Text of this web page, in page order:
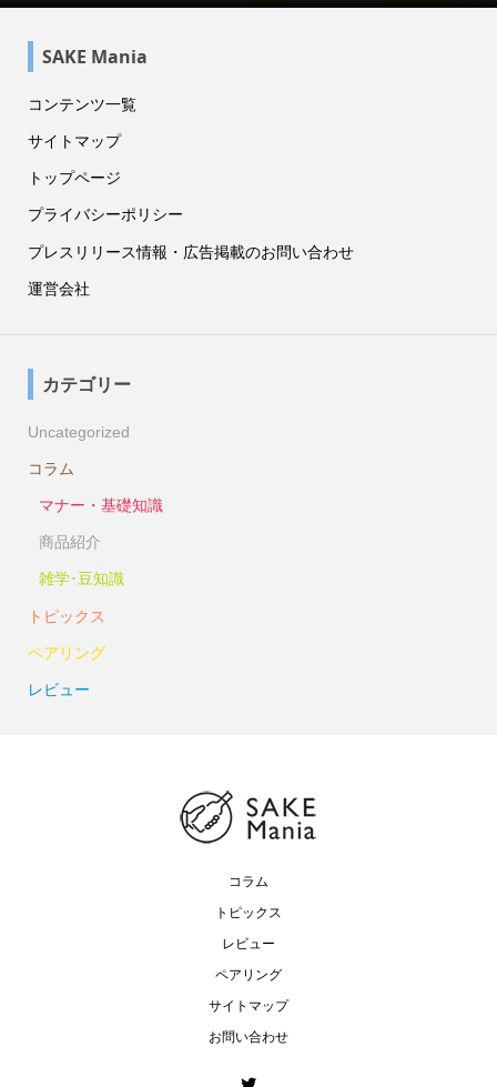
SAKE Mania
コンテンツ一覧
サイトマップ
トップページ
プライバシーポリシー
プレスリリース情報・広告掲載のお問い合わせ
運営会社
カテゴリー
Uncategorized
コラム
マナー・基礎知識
商品紹介
雑学･豆知識
トピックス
ペアリング
レビュー
コラム
トピックス
レビュー
ペアリング
サイトマップ
お問い合わせ